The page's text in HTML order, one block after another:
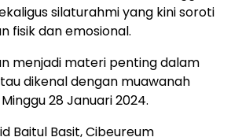
silaturahmi yang kini soroti
fisik dan emosional.
menjadi materi penting dalam
dikenal dengan muawanah
28 Januari 2024.
Baitul Basit, Cibeureum